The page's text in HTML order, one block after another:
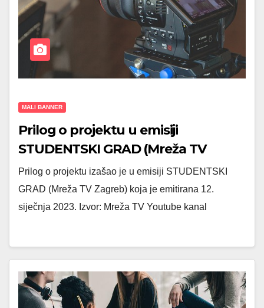
MALI BANNER
Prilog o projektu u emisiji
STUDENTSKI GRAD (Mreža TV
Zagreb)
Prilog o projektu izašao je u emisiji STUDENTSKI
GRAD (Mreža TV Zagreb) koja je emitirana 12.
siječnja 2023. Izvor: Mreža TV Youtube kanal